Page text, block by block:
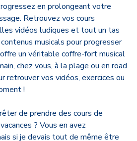
en prolongeant votre
Retrouvez vos cours
vidéos ludiques et tout un tas
musicals pour progresser
un véritable coffre-fort musical
chez vous, à la plage ou en road
retrouver vos vidéos, exercices ou
!
de prendre des cours de
? Vous en avez
si je devais tout de même être